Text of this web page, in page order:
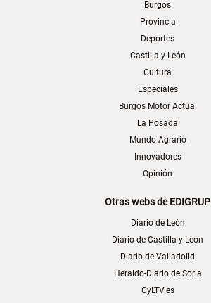
Burgos
Provincia
Deportes
Castilla y León
Cultura
Especiales
Burgos Motor Actual
La Posada
Mundo Agrario
Innovadores
Opinión
Otras webs de EDIGRUP
Diario de León
Diario de Castilla y León
Diario de Valladolid
Heraldo-Diario de Soria
CyLTV.es